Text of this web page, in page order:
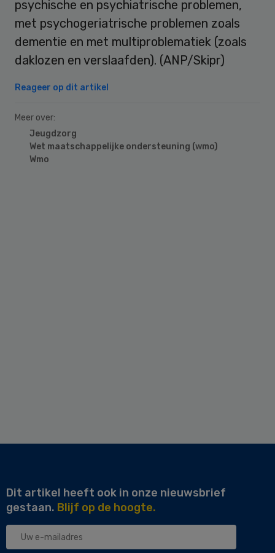
psychische en psychiatrische problemen,
met psychogeriatrische problemen zoals
dementie en met multiproblematiek (zoals
daklozen en verslaafden). (ANP/Skipr)
Reageer op dit artikel
Meer over:
Jeugdzorg
Wet maatschappelijke ondersteuning (wmo)
Wmo
Dit artikel heeft ook in onze nieuwsbrief
gestaan. Blijf op de hoogte.
Uw